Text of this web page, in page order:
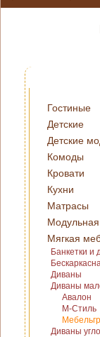
Гостиные
Детские
Детские
Комоды
Кровати
Кухни
Матрасы
Мягкая
Банкетки и
Диваны
Диваны
Авалон
М-Стиль
Диваны